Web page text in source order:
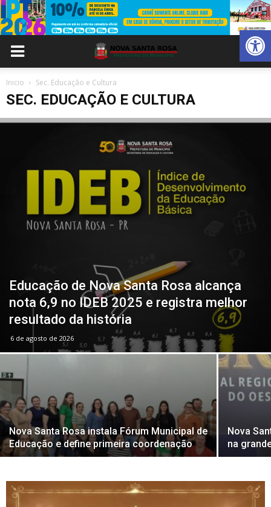
Abrir
Inicio Sec. Educação e Cultura
SEC. EDUCAÇÃO E CULTURA
Educação de Nova Santa Rosa alcança
nota 6,9 no IDEB 2025 e registra melhor
resultado da história
6 de agosto de 2026
Nova Santa Rosa instala Fórum Municipal de
Educação e define primeira coordenação
Nova
na